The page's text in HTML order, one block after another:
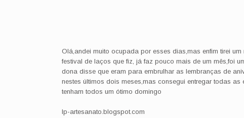
Olá,andei muito ocupada por esses dias,mas enfim tirei
festival de laços que fiz, já faz pouco mais de um mês,foi
dona disse que eram para embrulhar as lembranças de
nestes últimos dois meses,mas consegui entregar todas
tenham todos um ótimo domingo
lp-artesanato.blogspot.com